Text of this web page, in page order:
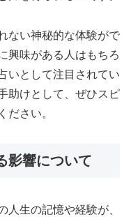
ない神秘的な体験がで
興味がある人はもちろ
いとして注目されてい
助けとして、ぜひスピ
ださい。
影響について
人生の記憶や経験が、